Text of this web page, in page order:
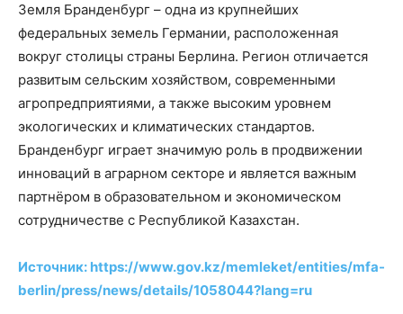
Земля Бранденбург – одна из крупнейших
федеральных земель Германии, расположенная
вокруг столицы страны Берлина. Регион отличается
развитым сельским хозяйством, современными
агропредприятиями, а также высоким уровнем
экологических и климатических стандартов.
Бранденбург играет значимую роль в продвижении
инноваций в аграрном секторе и является важным
партнёром в образовательном и экономическом
сотрудничестве с Республикой Казахстан.
Источник: https://www.gov.kz/memleket/entities/mfa-
berlin/press/news/details/1058044?lang=ru